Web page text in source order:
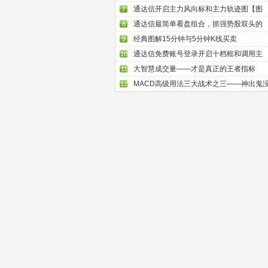
7 通达信开启主力风向标和主力轨迹图【图
8 通达信最简单看盘组合，抓强势股双头的
9 经典图解15分钟与5分钟K线买卖
10 通达信免费账号登录开启十档框和调用主
11 大智慧成交量——才是真正的王者指标
12 MACD高级用法三大战术之三——神出鬼